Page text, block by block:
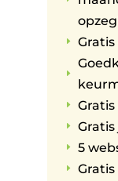
E
E
E
E
E 5
E